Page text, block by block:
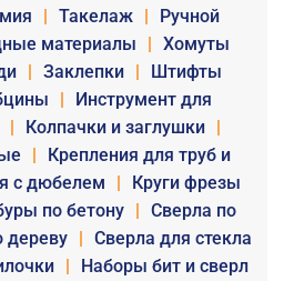
| Такелаж |
Ручной
материалы
| Хомуты
| Заклепки |
Штифты
|
Инструмент для
| Колпачки и заглушки |
|
Крепления для труб и
с дюбелем |
Круги фрезы
по бетону | Сверла по
дереву | Сверла для стекла
|
Наборы бит и сверл